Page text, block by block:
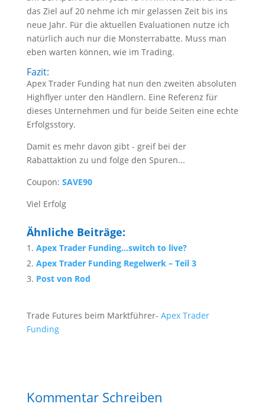
das Ziel auf 20 nehme ich mir gelassen Zeit bis ins
neue Jahr. Für die aktuellen Evaluationen nutze ich
natürlich auch nur die Monsterrabatte. Muss man
eben warten können, wie im Trading.
Fazit:
Apex Trader Funding hat nun den zweiten absoluten
Highflyer unter den Händlern. Eine Referenz für
dieses Unternehmen und für beide Seiten eine echte
Erfolgsstory.
Damit es mehr davon gibt - greif bei der
Rabattaktion zu und folge den Spuren...
Coupon: SAVE90
Viel Erfolg
Ähnliche Beiträge:
Apex Trader Funding…switch to live?
Apex Trader Funding Regelwerk – Teil 3
Post von Rod
Trade Futures beim Marktführer- Apex Trader
Funding
Kommentar Schreiben